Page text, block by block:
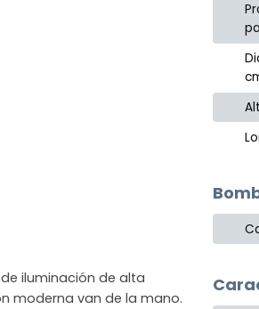
iluminación de alta
moderna van de la mano.